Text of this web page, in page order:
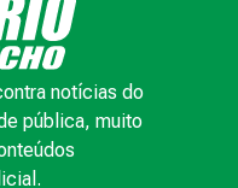
notícias do
pública, muito